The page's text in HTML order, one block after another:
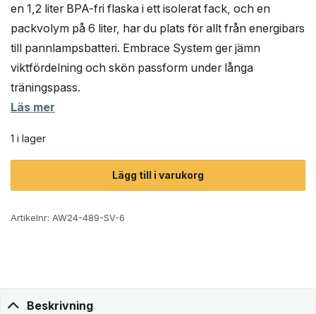
en 1,2 liter BPA-fri flaska i ett isolerat fack, och en
packvolym på 6 liter, har du plats för allt från energibars
till pannlampsbatteri. Embrace System ger jämn
viktfördelning och skön passform under långa
träningspass.
Läs mer
1 i lager
Lägg till i varukorg
Artikelnr: AW24-489-SV-6
Beskrivning